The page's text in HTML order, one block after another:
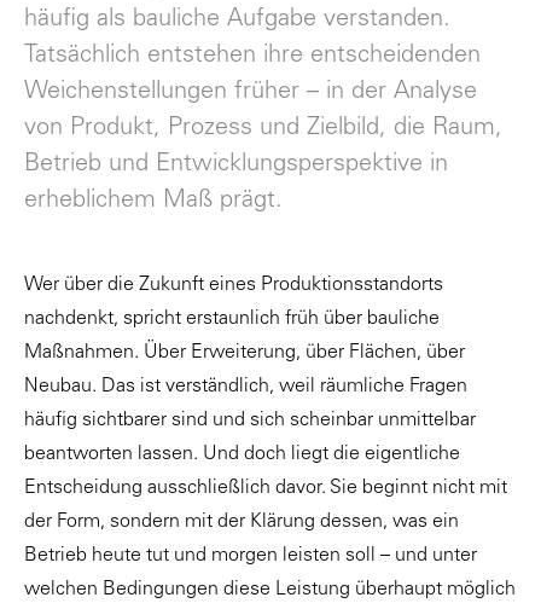
häufig als bauliche Aufgabe verstanden.
Tatsächlich entstehen ihre entscheidenden
Weichenstellungen früher – in der Analyse
von Produkt, Prozess und Zielbild, die Raum,
Betrieb und Entwicklungsperspektive in
erheblichem Maß prägt.
Wer über die Zukunft eines Produktionsstandorts
nachdenkt, spricht erstaunlich früh über bauliche
Maßnahmen. Über Erweiterung, über Flächen, über
Neubau. Das ist verständlich, weil räumliche Fragen
häufig sichtbarer sind und sich scheinbar unmittelbar
beantworten lassen. Und doch liegt die eigentliche
Entscheidung ausschließlich davor. Sie beginnt nicht mit
der Form, sondern mit der Klärung dessen, was ein
Betrieb heute tut und morgen leisten soll – und unter
welchen Bedingungen diese Leistung überhaupt möglich